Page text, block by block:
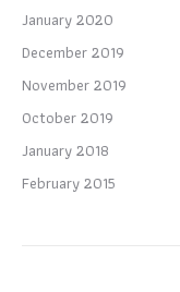
January 2020
December 2019
November 2019
October 2019
January 2018
February 2015